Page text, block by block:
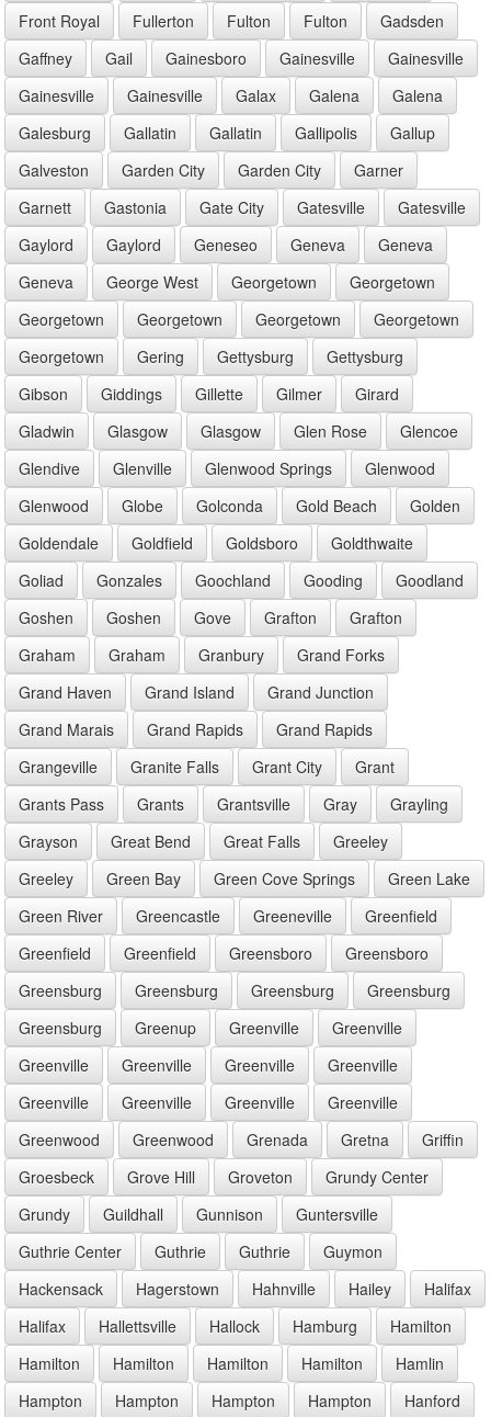
Front Royal
Fullerton Fulton Fulton
Gadsden
Gaffney
Gail Gainesboro Gainesville
Gainesville
Gainesville
Gainesville Galax Galena
Galena
Galesburg
Gallatin Gallatin Gallipolis
Gallup
Galveston
Garden City Garden City
Garner
Garnett
Gastonia Gate City Gatesville
Gatesville
Gaylord
Gaylord Geneseo Geneva
Geneva
Geneva
George West Georgetown
Georgetown
Georgetown
Georgetown Georgetown
Georgetown
Georgetown
Gering Gettysburg
Gettysburg
Gibson
Giddings Gillette Gilmer
Girard
Gladwin
Glasgow Glasgow Glen Rose
Glencoe
Glendive
Glenville Glenwood Springs
Glenwood
Glenwood
Globe Golconda Gold Beach
Golden
Goldendale
Goldfield Goldsboro
Goldthwaite
Goliad
Gonzales Goochland Gooding
Goodland
Goshen
Goshen Gove Grafton
Grafton
Graham
Graham Granbury
Grand Forks
Grand Haven
Grand Island
Grand Junction
Grand Marais
Grand Rapids
Grand Rapids
Grangeville
Granite Falls Grant City
Grant
Grants Pass
Grants Grantsville Gray
Grayling
Grayson
Great Bend Great Falls
Greeley
Greeley
Green Bay Green Cove Springs
Green Lake
Green River
Greencastle Greeneville
Greenfield
Greenfield
Greenfield Greensboro
Greensboro
Greensburg
Greensburg Greensburg
Greensburg
Greensburg
Greenup Greenville
Greenville
Greenville
Greenville Greenville
Greenville
Greenville
Greenville Greenville
Greenville
Greenwood
Greenwood Grenada Gretna
Griffin
Groesbeck
Grove Hill Groveton
Grundy Center
Grundy
Guildhall Gunnison
Guntersville
Guthrie Center
Guthrie Guthrie
Guymon
Hackensack
Hagerstown Hahnville Hailey
Halifax
Halifax
Hallettsville Hallock Hamburg
Hamilton
Hamilton
Hamilton Hamilton Hamilton
Hamlin
Hampton
Hampton Hampton Hampton
Hanford